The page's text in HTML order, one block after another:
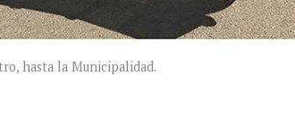
hasta la Municipalidad.